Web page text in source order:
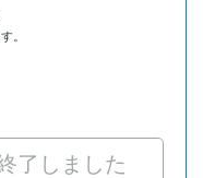
。
了しました